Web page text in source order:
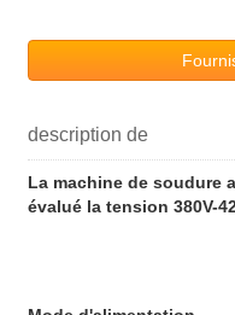
description de
La machine de soudure
évalué la tension 380V-